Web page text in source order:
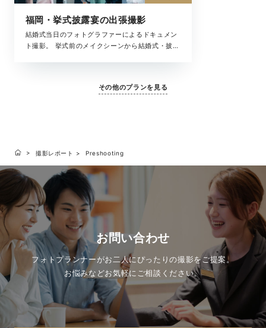
福岡・挙式披露宴の出張撮影
結婚式当日のフォトグラファーによるドキュメン
ト撮影。 挙式前のメイクシーンから結婚式・披露
その他のプランを見る
撮影レポート Preshooting
お問い合わせ
フォトプランナーがお二人にぴったりの撮影をご提案。
お悩みなどお気軽にご相談ください。